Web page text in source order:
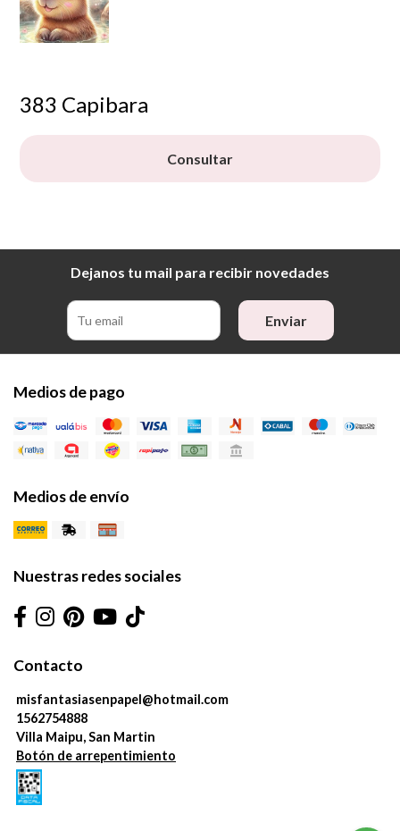
383 Capibara
Consultar
Dejanos tu mail para recibir novedades
Enviar
Medios de pago
Medios de envío
Nuestras redes sociales
Contacto
misfantasiasenpapel@hotmail.com
1562754888
Villa Maipu, San Martin
Botón de arrepentimiento